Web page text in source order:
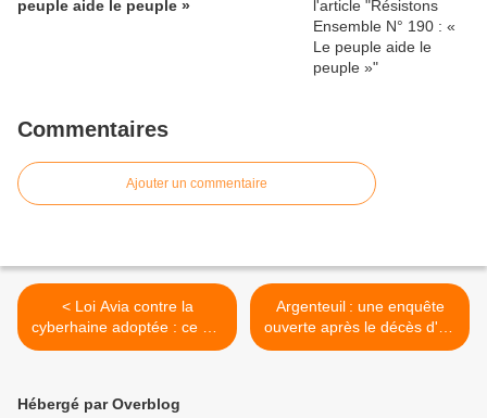
peuple aide le peuple »
Commentaires
Ajouter un commentaire
< Loi Avia contre la
cyberhaine adoptée : ce qui
va changer
Argenteuil : une enquête
ouverte après le décès d'un
jeune homme à moto >
Hébergé par Overblog